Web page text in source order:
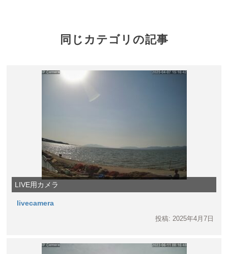
同じカテゴリの記事
LIVE用カメラ
livecamera
投稿: 2025年4月7日